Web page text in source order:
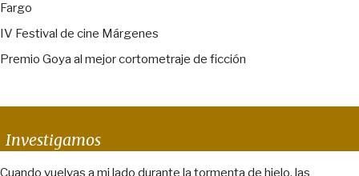
Fargo
IV Festival de cine Márgenes
Premio Goya al mejor cortometraje de ficción
Investigamos
Cuando vuelvas a mi lado durante la tormenta de hielo, las